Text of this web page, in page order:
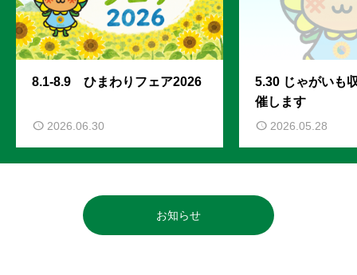
8.1-8.9 ひまわりフェア2026
2026.06.30
5.30 じゃがいも
催します
2026.05.28
お知らせ